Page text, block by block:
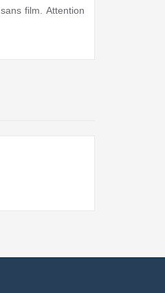
film. Attention